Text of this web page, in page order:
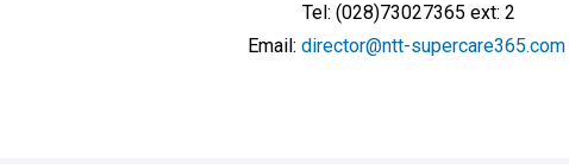
Tel: (028)73027365 ext: 2
Email: director@ntt-supercare365.com